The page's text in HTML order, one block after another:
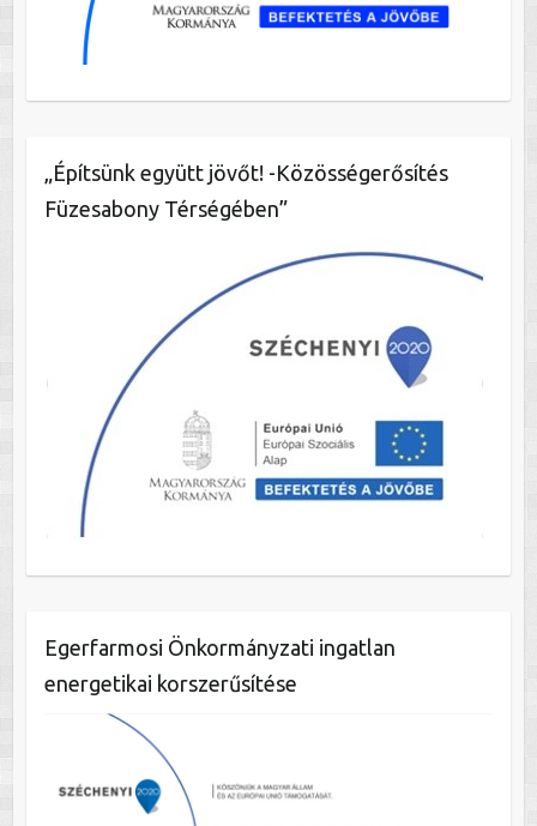
„Építsünk együtt jövőt! -Közösségerősítés
Füzesabony Térségében”
Egerfarmosi Önkormányzati ingatlan
energetikai korszerűsítése